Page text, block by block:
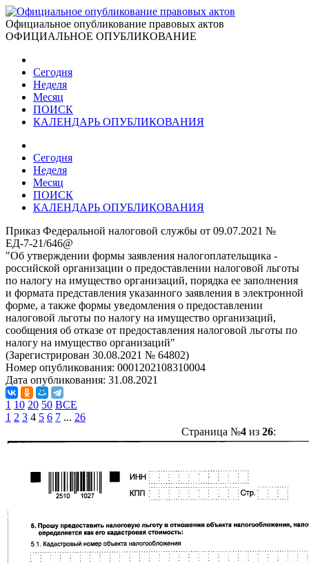
Официальное опубликование правовых актов
ОФИЦИАЛЬНОЕ ОПУБЛИКОВАНИЕ
Сегодня
Неделя
Месяц
ПОИСК
КАЛЕНДАРЬ ОПУБЛИКОВАНИЯ
Сегодня
Неделя
Месяц
ПОИСК
КАЛЕНДАРЬ ОПУБЛИКОВАНИЯ
Приказ Федеральной налоговой службы от 09.07.2021 №
ЕД-7-21/646@
"Об утверждении формы заявления налогоплательщика -
российской организации о предоставлении налоговой льготы
по налогу на имущество организаций, порядка ее заполнения
и формата представления указанного заявления в электронной
форме, а также формы уведомления о предоставлении
налоговой льготы по налогу на имущество организаций,
сообщения об отказе от предоставления налоговой льготы по
налогу на имущество организаций"
(Зарегистрирован 30.08.2021 № 64802)
Номер опубликования: 0001202108310004
Дата опубликования: 31.08.2021
1 10 20 50 ВСЕ
1 2 3 4 5 6 7 ... 26
Страница №4из 26: